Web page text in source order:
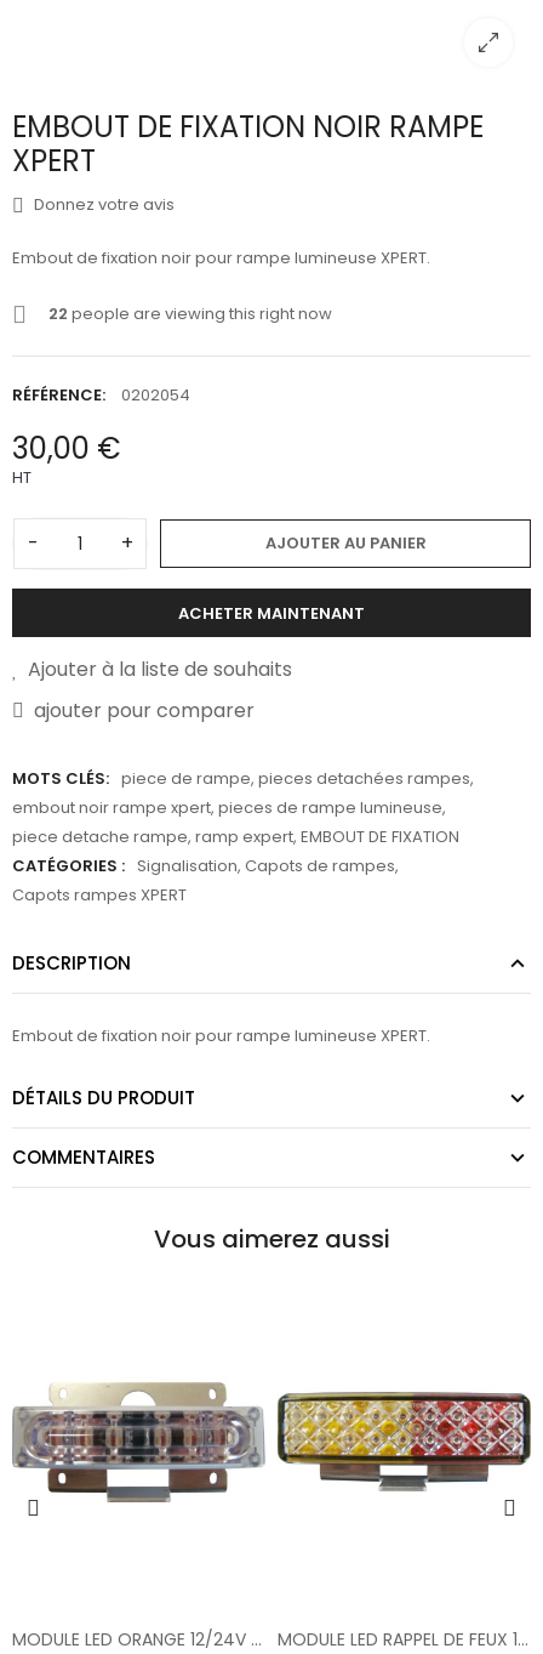
EMBOUT DE FIXATION NOIR RAMPE
XPERT
Donnez votre avis
Embout de fixation noir pour rampe lumineuse XPERT.
22 people are viewing this right now
RÉFÉRENCE: 0202054
30,00 €
HT
- + AJOUTER AU PANIER
ACHETER MAINTENANT
Ajouter à la liste de souhaits
ajouter pour comparer
MOTS CLÉS: piece de rampe, pieces detachées rampes,
embout noir rampe xpert, pieces de rampe lumineuse,
piece detache rampe, ramp expert, EMBOUT DE FIXATION
CATÉGORIES : Signalisation, Capots de rampes,
Capots rampes XPERT
DESCRIPTION
Embout de fixation noir pour rampe lumineuse XPERT.
DÉTAILS DU PRODUIT
COMMENTAIRES
Vous aimerez aussi
MODULE LED ORANGE 12/24V POUR RAMPE XPERT MODULE LED RAPPEL DE FEUX 12/24V POUR RAMPE XPERT